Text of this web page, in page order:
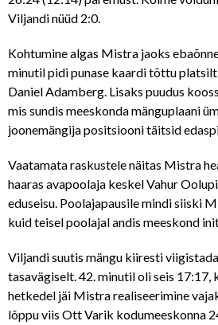
Viljandi nüüd 2:0.
Kohtumine algas Mistra jaoks
minutil pidi punase kaardi tõttu
Daniel Adamberg. Lisaks puudus
mis sundis meeskonda mänguplaani
joonemängija positsiooni täitsid
Vaatamata raskustele näitas Mistra
haaras avapoolaja keskel Vahur
eduseisu. Poolajapausile mindi siiski
kuid teisel poolajal andis meeskond
Viljandi suutis mängu kiiresti
tasavägiselt. 42. minutil oli seis 17:17,
hetkedel jäi Mistra realiseerimine
lõppu viis Ott Varik kodumeeskonna